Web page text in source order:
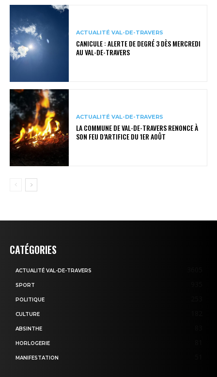
ACTUALITÉ VAL-DE-TRAVERS
CANICULE : ALERTE DE DEGRÉ 3 DÈS MERCREDI
AU VAL-DE-TRAVERS
ACTUALITÉ VAL-DE-TRAVERS
LA COMMUNE DE VAL-DE-TRAVERS RENONCE À
SON FEU D’ARTIFICE DU 1ER AOÛT
CATÉGORIES
ACTUALITÉ VAL-DE-TRAVERS
SPORT
POLITIQUE
CULTURE
ABSINTHE
HORLOGERIE
MANIFESTATION